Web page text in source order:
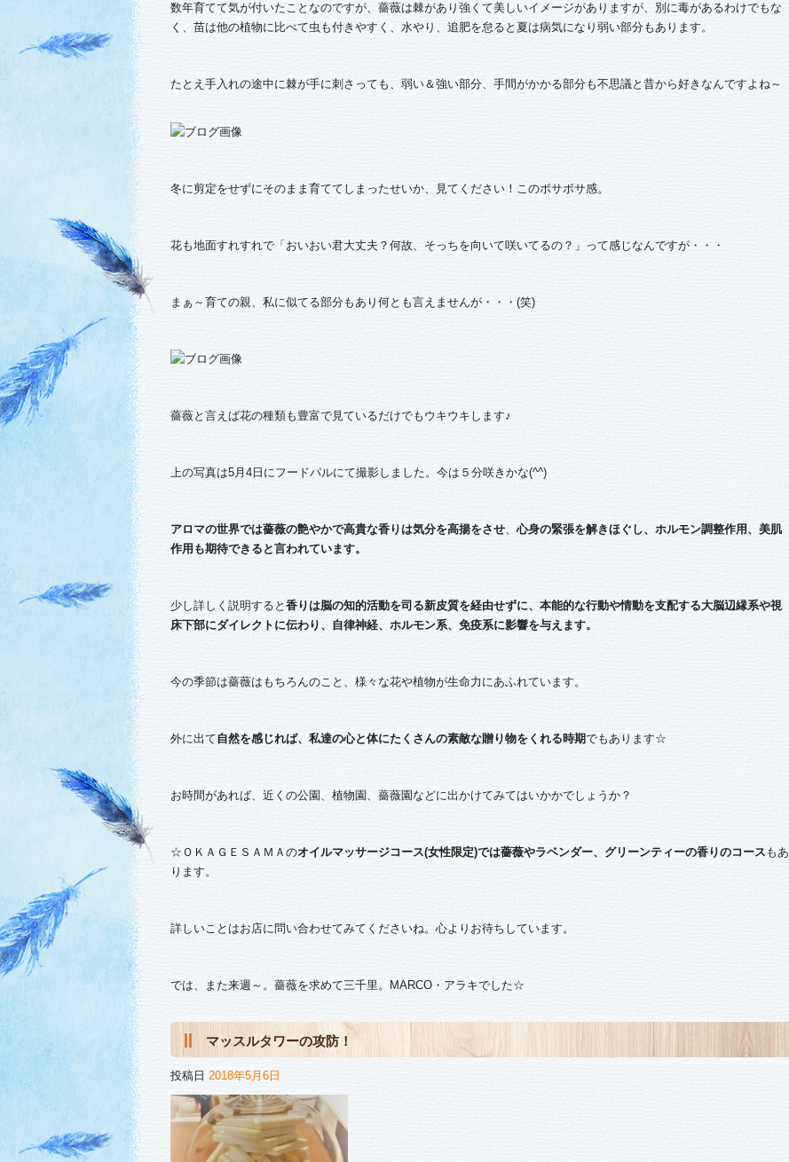
数年育てて気が付いたことなのですが、薔薇は棘があり強くて美しいイメージがありますが、別に毒があるわけでもな
く、苗は他の植物に比べて虫も付きやすく、水やり、追肥を怠ると夏は病気になり弱い部分もあります。
たとえ手入れの途中に棘が手に刺さっても、弱い＆強い部分、手間がかかる部分も不思議と昔から好きなんですよね～
冬に剪定をせずにそのまま育ててしまったせいか、見てください！このボサボサ感。
花も地面すれすれで「おいおい君大丈夫？何故、そっちを向いて咲いてるの？」って感じなんですが・・・
まぁ～育ての親、私に似てる部分もあり何とも言えませんが・・・(笑)
薔薇と言えば花の種類も豊富で見ているだけでもウキウキします♪
上の写真は5月4日にフードパルにて撮影しました。今は５分咲きかな(^^)
アロマの世界では薔薇の艶やかで高貴な香りは気分を高揚をさせ、心身の緊張を解きほぐし、ホルモン調整作用、美肌
作用も期待できると言われています。
少し詳しく説明すると 香りは脳の知的活動を司る新皮質を経由せずに、本能的な行動や情動を支配する大脳辺縁系や視
床下部にダイレクトに伝わり、自律神経、ホルモン系、免疫系に影響を与えます。
今の季節は薔薇はもちろんのこと、様々な花や植物が生命力にあふれています。
外に出て自然を感じれば、私達の心と体にたくさんの素敵な贈り物をくれる時期でもあります☆
お時間があれば、近くの公園、植物園、薔薇園などに出かけてみてはいかかでしょうか？
☆ＯＫＡＧＥＳＡＭＡのオイルマッサージコース(女性限定)では薔薇やラベンダー、グリーンティーの香りのコース もあ
ります。
詳しいことはお店に問い合わせてみてくださいね。心よりお待ちしています。
では、また来週～。薔薇を求めて三千里。MARCO・アラキでした☆
マッスルタワーの攻防！
投稿日 2018年5月6日